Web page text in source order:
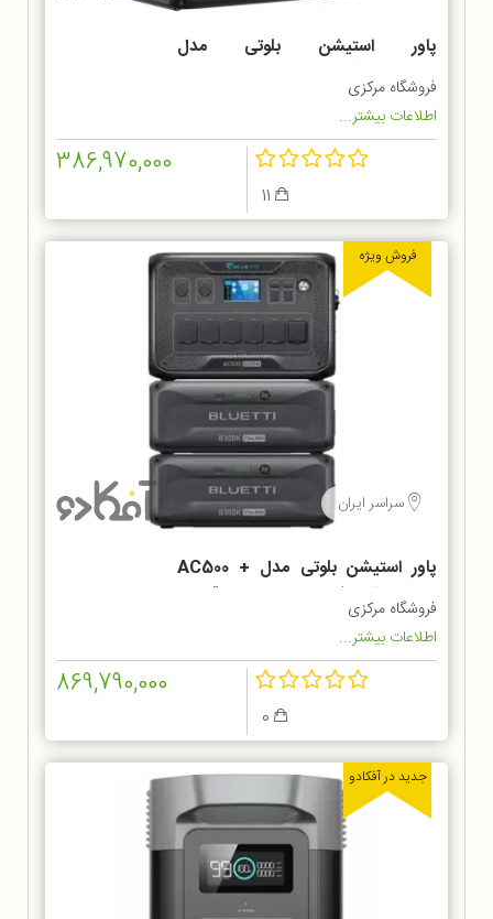
پاور استیشن بلوتی مدل
AC300+B300K
فروشگاه مرکزی
اطلاعات بیشتر...
386,970,000
فروش ویژه
سراسر ایران
پاور استیشن بلوتی مدل AC500 +
2*B300K ظرفیت ۱۱۰۶۰۰۰ میلی آمپر
فروشگاه مرکزی
اطلاعات بیشتر...
869,790,000
جدید در آفکادو